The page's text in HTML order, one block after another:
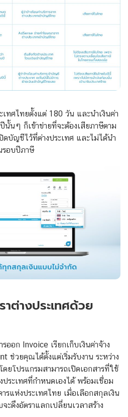
ทศไทยตั้งแต่ 180 วัน และนำเงินค่า
ปีนั้นๆ ก็เข้าข่ายที่จะต้องเสียภาษีตาม
บัญชีไว้ที่ต่างประเทศ และไม่ได้นำ
รอบปีภาษี
ต่างประเทศด้วย
ออก Invoice เรียกเก็บเงินค่าจ้าง
ช่วยคุณได้ตั้งแต่เริ่มรับงาน ระหว่าง
ดยโปรแกรมสามารถเปิดเอกสารที่ใช้
ประเทศที่กำหนดเองได้ พร้อมเชื่อม
รแห่งประเทศไทย เมื่อเลือกสกุลเงิน
ะดึงอัตราแลกเปลี่ยนเวลาสร้าง